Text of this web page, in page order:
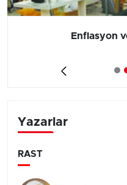
Enflasyon
Yazarlar
RAST